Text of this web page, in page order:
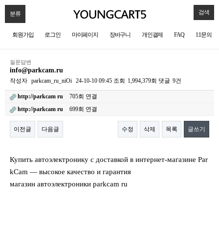
분류 검색
회원가입 로그인 마이페이지 장바구니 개인결제 FAQ 1:1문의
질문답변
info@parkcam.ru
작성자 parkcam_ru_niOi 24-10-10 09:45 조회 1,994,379회 댓글 9건
http://parkcam ru
705회 연결
http://parkcam ru
699회 연결
이전글 다음글 수정 삭제 목록 글쓰기
Купить автоэлектронику с доставкой в интернет-магазине Par
kCam — высокое качество и гарантия
магазин автоэлектроники parkcam ru